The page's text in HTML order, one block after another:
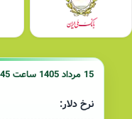
15 مرداد 1405 ساعت 05:35:45
نرخ دلار: